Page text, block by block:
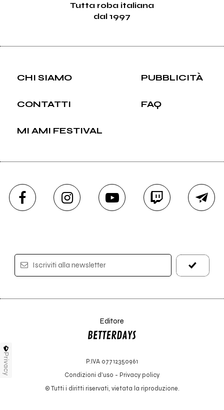
Tutta roba italiana
dal 1997
CHI SIAMO PUBBLICITÀ
CONTATTI FAQ
MI AMI FESTIVAL
Iscriviti alla newsletter
Editore
P.IVA 07712350961
Condizioni d'uso - Privacy policy
© Tutti i diritti riservati, vietata la riproduzione.
Privacy